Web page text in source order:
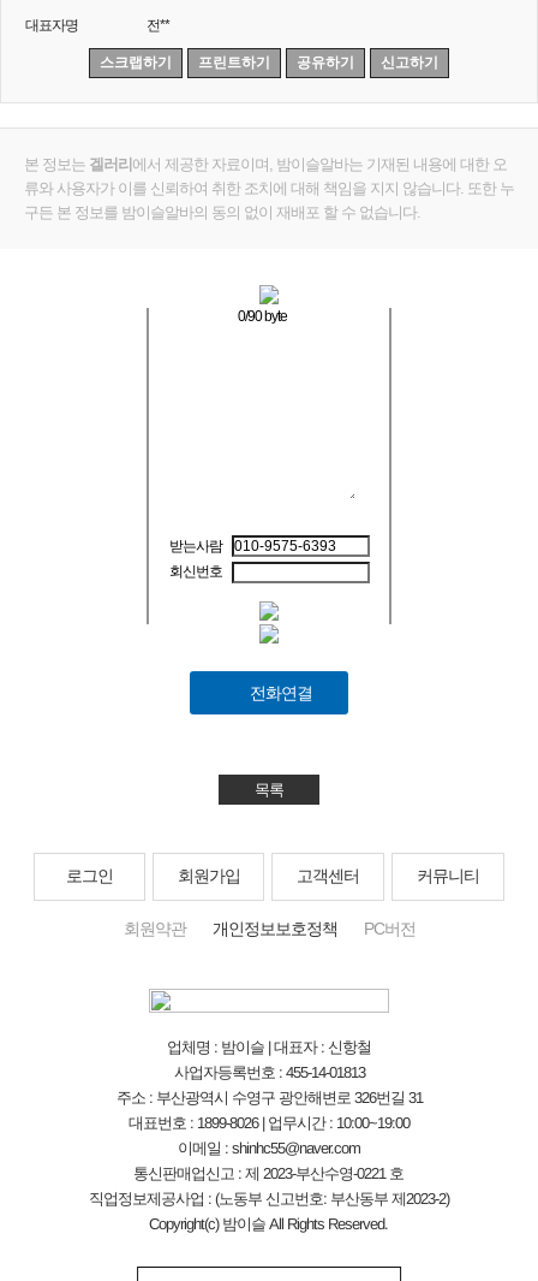
대표자명
전**
스크랩하기 프린트하기 공유하기 신고하기
본 정보는 겔러리에서 제공한 자료이며, 밤이슬알바는 기재된 내용에 대한 오
류와 사용자가 이를 신뢰하여 취한 조치에 대해 책임을 지지 않습니다. 또한 누
구든 본 정보를 밤이슬알바의 동의 없이 재배포 할 수 없습니다.
0/90 byte
받는사람
회신번호
전화연결
목록
로그인 회원가입 고객센터 커뮤니티
회원약관 개인정보보호정책 PC버전
업체명 : 밤이슬 | 대표자 : 신항철
사업자등록번호 : 455-14-01813
주소 : 부산광역시 수영구 광안해변로 326번길 31
대표번호 : 1899-8026 | 업무시간 : 10:00~19:00
이메일 : shinhc55@naver.com
통신판매업신고 : 제 2023-부산수영-0221 호
직업정보제공사업 : (노동부 신고번호: 부산동부 제2023-2)
Copyright(c) 밤이슬 All Rights Reserved.